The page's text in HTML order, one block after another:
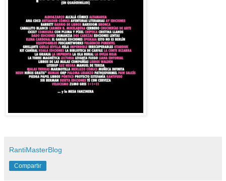
RantiMasterBlog
Compartir